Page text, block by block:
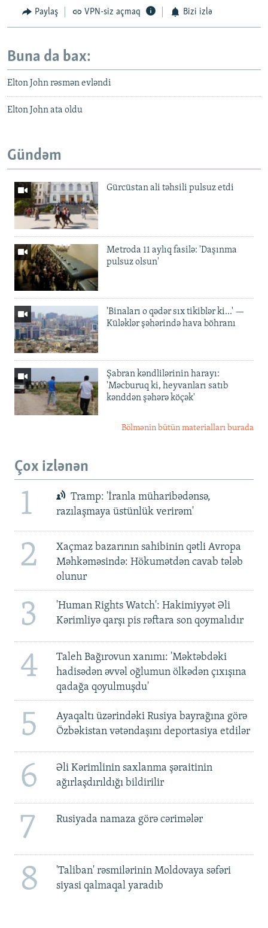
Paylaş VPN-siz açmaq Bizi izlə
Buna da bax:
Elton John rəsmən evləndi
Elton John ata oldu
Gündəm
Gürcüstan ali təhsili pulsuz etdi
Metroda 11 aylıq fasilə: 'Daşınma
pulsuz olsun'
'Binaları o qədər sıx tikiblər ki...' —
Küləklər şəhərində hava böhranı
Şabran kəndlilərinin harayı:
'Məcburuq ki, heyvanları satıb
kənddən şəhərə köçək'
Bölmənin bütün materialları burada
Çox izlənən
1
Tramp: 'İranla müharibədənsə,
razılaşmaya üstünlük verirəm'
2
Xaçmaz bazarının sahibinin qətli Avropa
Məhkəməsində: Hökumətdən cavab tələb
olunur
3
'Human Rights Watch': Hakimiyyət Əli
Kərimliyə qarşı pis rəftara son qoymalıdır
4
Taleh Bağırovun xanımı: 'Məktəbdəki
hadisədən əvvəl oğlumun ölkədən çıxışına
qadağa qoyulmuşdu'
5
Ayaqaltı üzərindəki Rusiya bayrağına görə
Özbəkistan vətəndaşını deportasiya etdilər
6
Əli Kərimlinin saxlanma şəraitinin
ağırlaşdırıldığı bildirilir
7 Rusiyada namaza görə cərimələr
8
'Taliban' rəsmilərinin Moldovaya səfəri
siyasi qalmaqal yaradıb